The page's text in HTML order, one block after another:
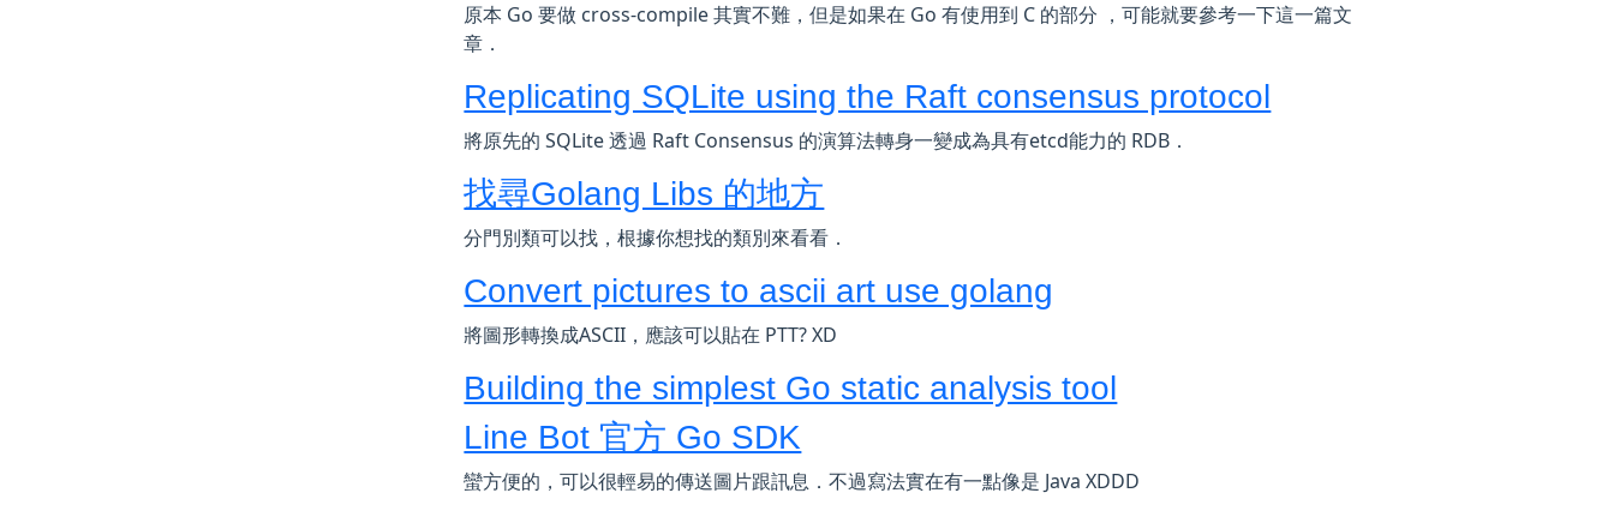
原本 Go 要做 cross-compile 其實不難，但是如果在 Go 有使用到 C 的部分 ，可能就要參考一下這一篇文
章．
Replicating SQLite using the Raft consensus protocol
將原先的 SQLite 透過 Raft Consensus 的演算法轉身一變成為具有etcd能力的 RDB．
找尋Golang Libs 的地方
分門別類可以找，根據你想找的類別來看看．
Convert pictures to ascii art use golang
將圖形轉換成ASCII，應該可以貼在 PTT? XD
Building the simplest Go static analysis tool
Line Bot 官方 Go SDK
蠻方便的，可以很輕易的傳送圖片跟訊息．不過寫法實在有一點像是 Java XDDD